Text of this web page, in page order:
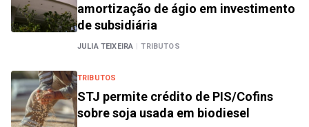
amortização de ágio em investimento
de subsidiária
JULIA TEIXEIRA | TRIBUTOS
TRIBUTOS
STJ permite crédito de PIS/Cofins
sobre soja usada em biodiesel